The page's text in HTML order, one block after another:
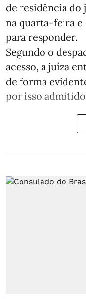
de residência do
na quarta-feira e
para responder.
Segundo o
acesso, a juíza
de forma
por isso